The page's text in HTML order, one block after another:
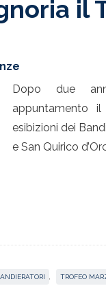
il
Dopo due
appuntamento
esibizioni dei
e San Quirico
TROFEO